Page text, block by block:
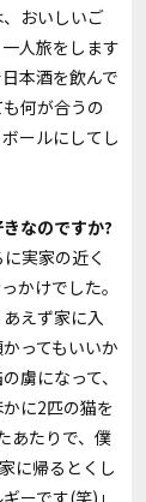
おいしいご
人旅をします
本酒を飲んで
何が合うの
ールにしてし
きなのですか?
実家の近く
かけでした。
えず家に入
ってもいいか
虜になって、
に2匹の猫を
あたりで、僕
に帰るとくし
ーです(笑)」